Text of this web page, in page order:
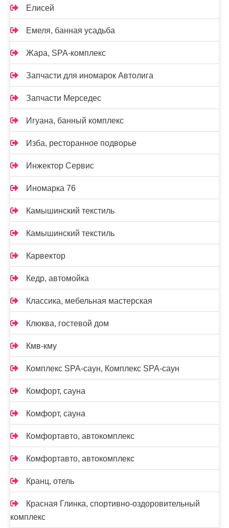
Елисей
Емеля, банная усадьба
Жара, SPA-комплекс
Запчасти для иномарок Автолига
Запчасти Мерседес
Игуана, банный комплекс
Изба, ресторанное подворье
Инжектор Сервис
Иномарка 76
Камышинский текстиль
Камышинский текстиль
Карвектор
Кедр, автомойка
Классика, мебельная мастерская
Клюква, гостевой дом
Кмв-кму
Комплекс SPA-саун, Комплекс SPA-саун
Комфорт, сауна
Комфорт, сауна
Комфортавто, автокомплекс
Комфортавто, автокомплекс
Кранц, отель
Красная Глинка, спортивно-оздоровительный
комплекс